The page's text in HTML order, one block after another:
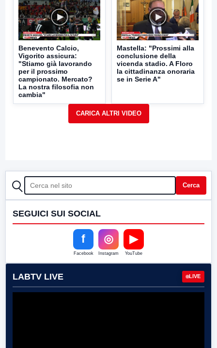
Benevento Calcio,
Vigorito assicura:
"Stiamo già lavorando
per il prossimo
campionato. Mercato?
La nostra filosofia non
cambia"
Mastella: "Prossimi alla
conclusione della
vicenda stadio. A Floro
la cittadinanza onoraria
se in Serie A"
CERCA Cerca
SEGUICI SUI SOCIAL
f
Facebook
◎
Instagram
▶
YouTube
LABTV LIVE LIVE